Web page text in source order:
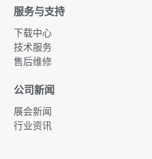
服务与支持
下载中心
技术服务
售后维修
公司新闻
展会新闻
行业资讯